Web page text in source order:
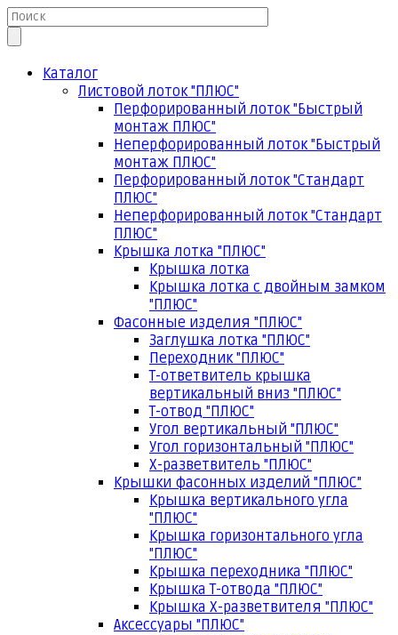
Каталог
Листовой лоток "ПЛЮС"
Перфорированный лоток "Быстрый
монтаж ПЛЮС"
Неперфорированный лоток "Быстрый
монтаж ПЛЮС"
Перфорированный лоток "Стандарт
ПЛЮС"
Неперфорированный лоток "Стандарт
ПЛЮС"
Крышка лотка "ПЛЮС"
Крышка лотка
Крышка лотка с двойным замком
"ПЛЮС"
Фасонные изделия "ПЛЮС"
Заглушка лотка "ПЛЮС"
Переходник "ПЛЮС"
Т-ответвитель крышка
вертикальный вниз "ПЛЮС"
Т-отвод "ПЛЮС"
Угол вертикальный "ПЛЮС"
Угол горизонтальный "ПЛЮС"
Х-разветвитель "ПЛЮС"
Крышки фасонных изделий "ПЛЮС"
Крышка вертикального угла
"ПЛЮС"
Крышка горизонтального угла
"ПЛЮС"
Крышка переходника "ПЛЮС"
Крышка Т-отвода "ПЛЮС"
Крышка Х-разветвителя "ПЛЮС"
Аксессуары "ПЛЮС"